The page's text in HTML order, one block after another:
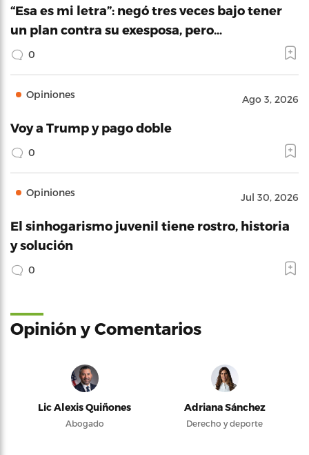
“Esa es mi letra”: negó tres veces bajo tener
un plan contra su exesposa, pero…
0
Opiniones Ago 3, 2026
Voy a Trump y pago doble
0
Opiniones Jul 30, 2026
El sinhogarismo juvenil tiene rostro, historia
y solución
0
Opinión y Comentarios
Lic Alexis Quiñones
Abogado
Adriana Sánchez
Derecho y deporte